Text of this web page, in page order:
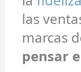
las
marcas
pensar